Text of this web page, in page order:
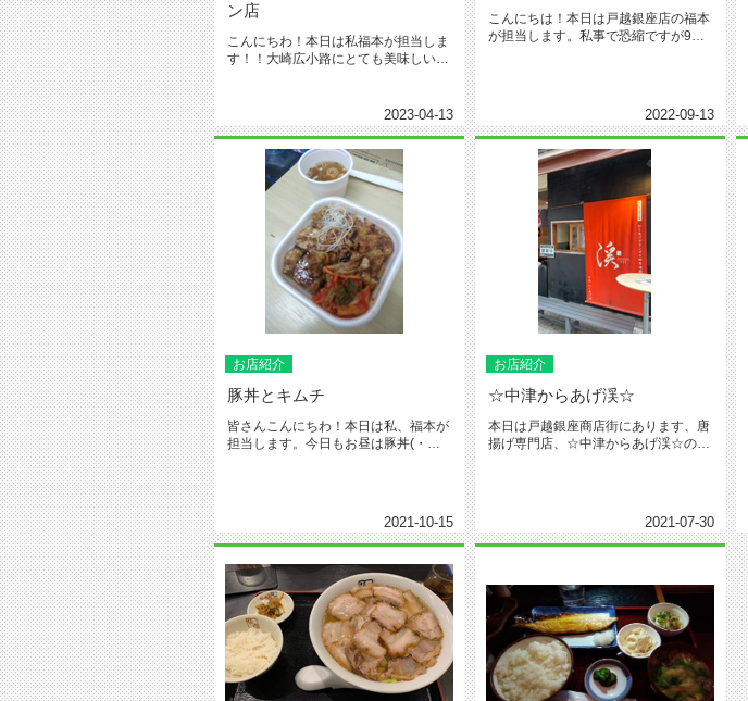
ン店
こんにちわ！本日は私福本が担当しま
す！！大崎広小路にとても美味しいと
2023-04-13
こんにちは！本日は戸越銀座店の福本
が担当します。私事で恐縮ですが9月
2022-09-13
お店紹介
豚丼とキムチ
皆さんこんにちわ！本日は私、福本が
担当します。今日もお昼は豚丼(・
2021-10-15
お店紹介
☆中津からあげ渓☆
本日は戸越銀座商店街にあります、唐
揚げ専門店、☆中津からあげ渓☆のご
2021-07-30